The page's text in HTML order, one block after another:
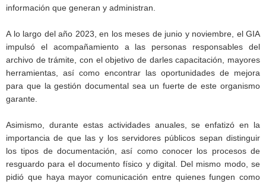
información que generan y administran.
A lo largo del año 2023, en los meses de junio y noviembre, el GIA
impulsó el acompañamiento a las personas responsables del
archivo de trámite, con el objetivo de darles capacitación, mayores
herramientas, así como encontrar las oportunidades de mejora
para que la gestión documental sea un fuerte de este organismo
garante.
Asimismo, durante estas actividades anuales, se enfatizó en la
importancia de que las y los servidores públicos sepan distinguir
los tipos de documentación, así como conocer los procesos de
resguardo para el documento físico y digital. Del mismo modo, se
pidió que haya mayor comunicación entre quienes fungen como